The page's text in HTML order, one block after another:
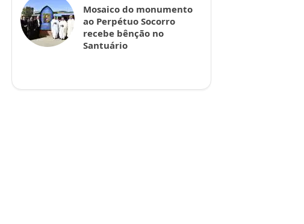
Mosaico do monumento
ao Perpétuo Socorro
recebe bênção no
Santuário